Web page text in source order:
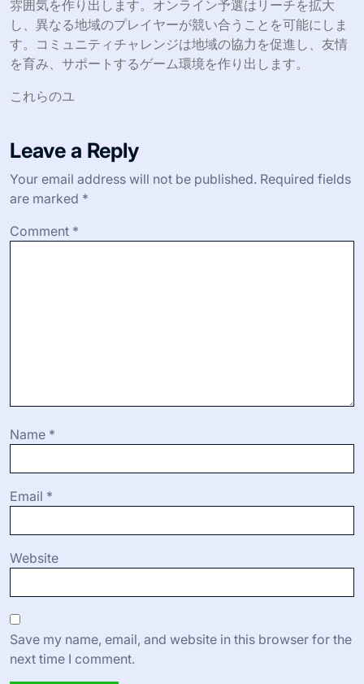
雰囲気を作り出します。オンライン予選はリーチを拡大
し、異なる地域のプレイヤーが競い合うことを可能にしま
す。コミュニティチャレンジは地域の協力を促進し、友情
を育み、サポートするゲーム環境を作り出します。
これらのユ
Leave a Reply
Your email address will not be published. Required fields
are marked *
Comment *
Name *
Email *
Website
Save my name, email, and website in this browser for the
next time I comment.